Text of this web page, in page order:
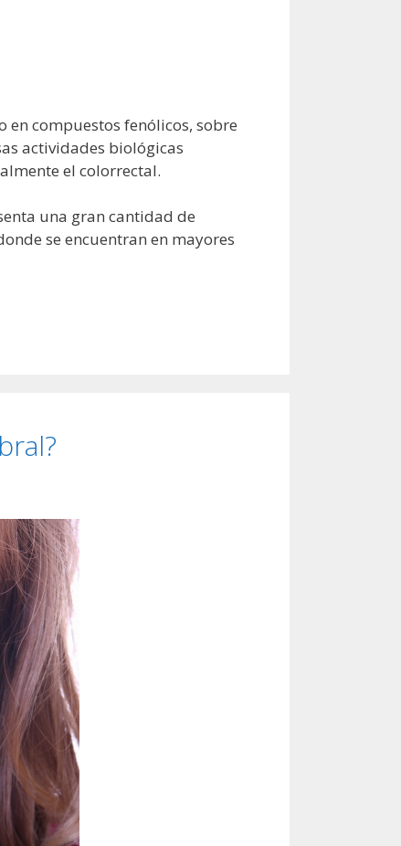
en compuestos fenólicos, sobre
actividades biológicas
el colorrectal.
una gran cantidad de
se encuentran en mayores